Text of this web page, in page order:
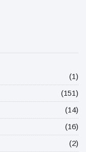
(1)
(151)
(14)
(16)
(2)